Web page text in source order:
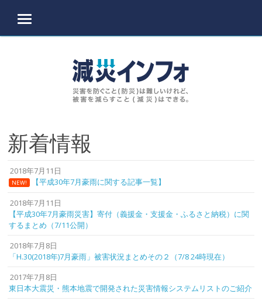
MENU
新着情報
2018年7月11日
NEW! 【平成30年7月豪雨に関する記事一覧】
2018年7月11日
【平成30年7月豪雨災害】寄付（義援金・支援金・ふるさと納税）に関
するまとめ（7/11公開）
2018年7月8日
「H.30(2018年)7月豪雨」被害状況まとめその２（7/8 24時現在）
2017年7月8日
東日本大震災・熊本地震で開発された災害情報システムリストのご紹介